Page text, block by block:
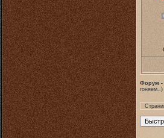
Форум -
гоняем..)